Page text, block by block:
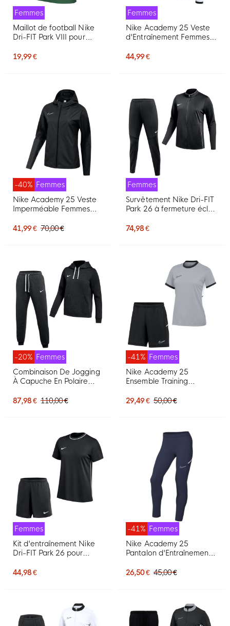
Femmes
Maillot de football Nike
Dri-FIT Park VIII pour
blanc
19,99 €
Femmes
Nike Academy 25 Veste
d'Entraînement Femmes
44,99 €
-40% Femmes
Nike Academy 25 Veste
Imperméable Femmes
41,99 € 70,00 €
Femmes
Survêtement Nike Dri-FIT
Park 26 à fermeture éclair
blanc
74,98 €
-20% Femmes
Combinaison De Jogging
À Capuche En Polaire
Femmes, Noir Et Blanc
87,98 € 110,00 €
-41% Femmes
Nike Academy 25
Ensemble Training
29,49 € 50,00 €
Femmes
Kit d'entraînement Nike
Dri-FIT Park 26 pour
44,98 €
-41% Femmes
Nike Academy 25
Pantalon d'Entraînement
26,50 € 45,00 €